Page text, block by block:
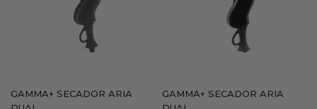
GAMMA+ SECADOR ARIA
GAMMA+ SECADOR ARIA